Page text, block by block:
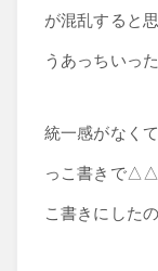
が混乱すると
うあっちいっ
統一感がなく
っこ書きで△△
こ書きにした